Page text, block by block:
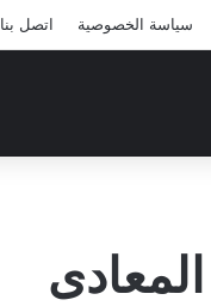
سياسة الخصوصية اتصل بنا